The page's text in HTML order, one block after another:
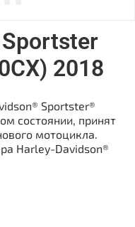
2018
Sportster®
состоянии, принят
мотоцикла.
Harley-Davidson®